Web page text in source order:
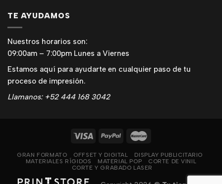
TE AYUDAMOS
Nuestros horarios son:
09:00am – 7:00pm Lunes a Viernes
Estamos aquí para ayudarte en cualquier paso de tu
proceso de impresión.
Llamanos: +52 444 168 3042
GRAN FORMATO OFFSET Y DIGITAL
DISPLAY PUBLICITARIO
MATERIALES RÍGIDOS
MATERIAL POP
CORTE DE VINIL
CORTE Y GRABADO LASER